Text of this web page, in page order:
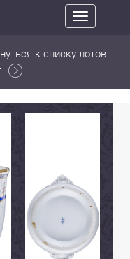
Toggle
navigation
к списку лотов